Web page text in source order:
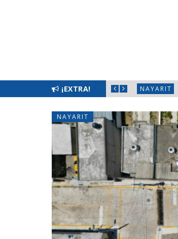
¡EXTRA!
BIENESTAR EN NAYARIT NAYARIT
NAYARIT